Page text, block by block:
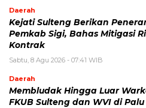
Daerah
Kejati Sulteng Berikan
Pemkab Sigi, Bahas Mitigasi
Kontrak
Sabtu, 8 Agu 2026 - 07:41 WIB
Daerah
Membludak Hingga Luar
FKUB Sulteng dan WVI di